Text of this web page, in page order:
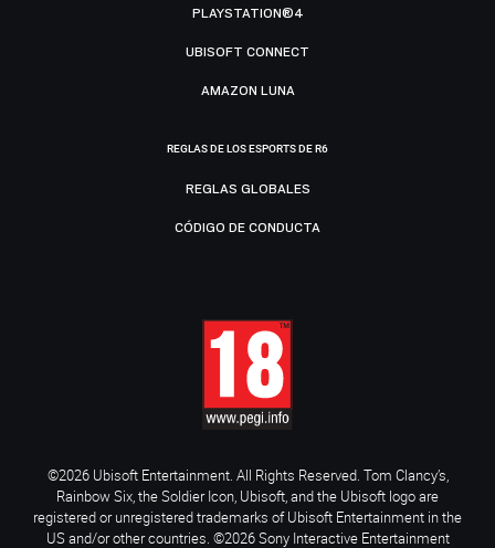
PLAYSTATION®4
UBISOFT CONNECT
AMAZON LUNA
REGLAS DE LOS ESPORTS DE R6
REGLAS GLOBALES
CÓDIGO DE CONDUCTA
©2026 Ubisoft Entertainment. All Rights Reserved. Tom Clancy’s,
Rainbow Six, the Soldier Icon, Ubisoft, and the Ubisoft logo are
registered or unregistered trademarks of Ubisoft Entertainment in the
US and/or other countries. ©2026 Sony Interactive Entertainment